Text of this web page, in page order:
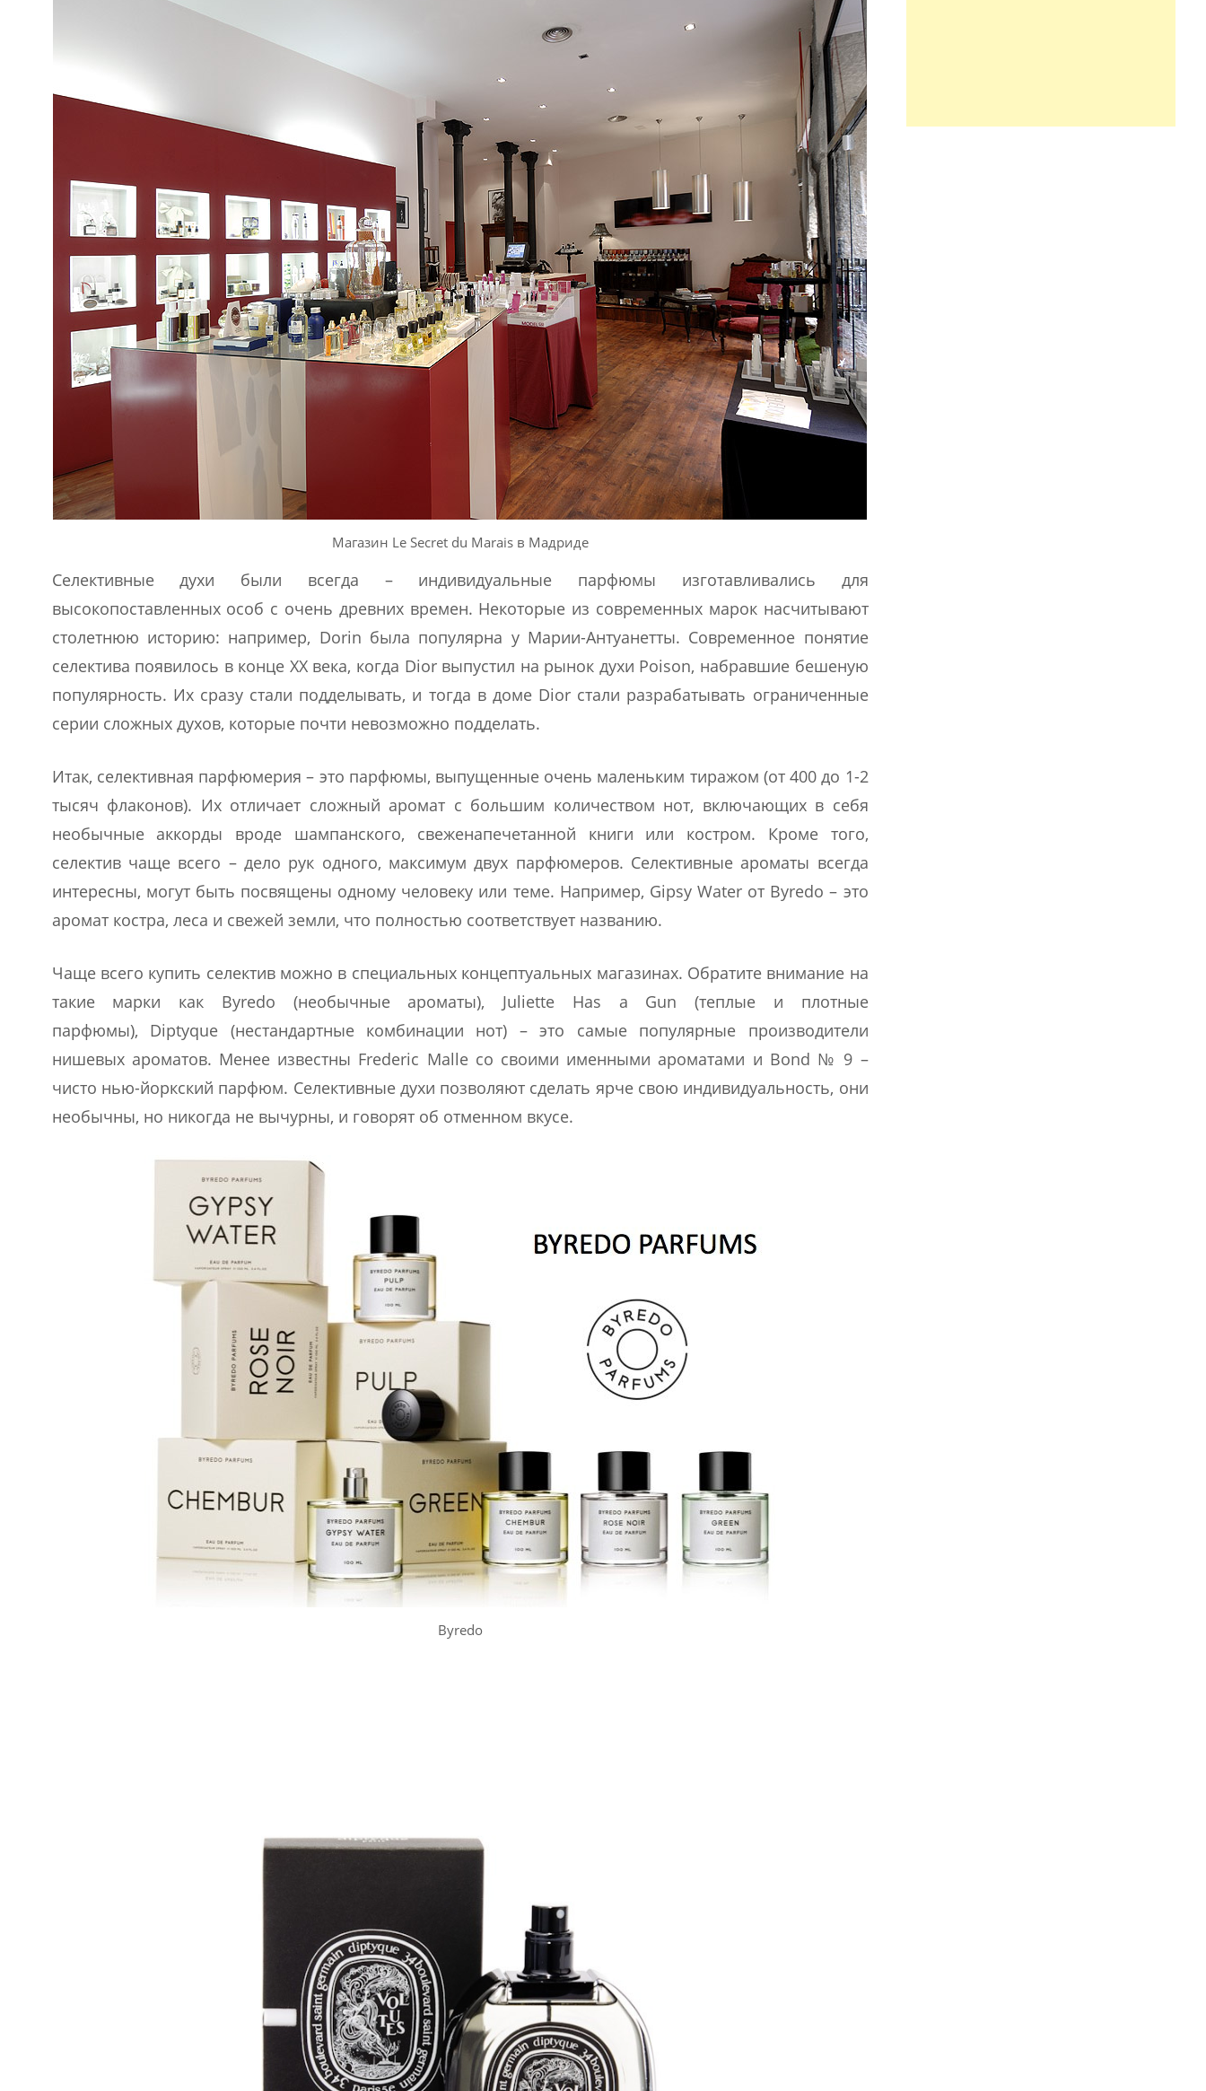
Магазин Le Secret du Marais в Мадриде
Селективные духи были всегда – индивидуальные парфюмы изготавливались для
высокопоставленных особ с очень древних времен. Некоторые из современных марок насчитывают
столетнюю историю: например, Dorin была популярна у Марии-Антуанетты. Современное понятие
селектива появилось в конце ХХ века, когда Dior выпустил на рынок духи Poison, набравшие бешеную
популярность. Их сразу стали подделывать, и тогда в доме Dior стали разрабатывать ограниченные
серии сложных духов, которые почти невозможно подделать.
Итак, селективная парфюмерия – это парфюмы, выпущенные очень маленьким тиражом (от 400 до 1-2
тысяч флаконов). Их отличает сложный аромат с большим количеством нот, включающих в себя
необычные аккорды вроде шампанского, свеженапечетанной книги или костром. Кроме того,
селектив чаще всего – дело рук одного, максимум двух парфюмеров. Селективные ароматы всегда
интересны, могут быть посвящены одному человеку или теме. Например, Gipsy Water от Byredo – это
аромат костра, леса и свежей земли, что полностью соответствует названию.
Чаще всего купить селектив можно в специальных концептуальных магазинах. Обратите внимание на
такие марки как Byredo (необычные ароматы), Juliette Has a Gun (теплые и плотные
парфюмы), Diptyque (нестандартные комбинации нот) – это самые популярные производители
нишевых ароматов. Менее известны Frederic Malle со своими именными ароматами и Bond № 9 –
чисто нью-йоркский парфюм. Селективные духи позволяют сделать ярче свою индивидуальность, они
необычны, но никогда не вычурны, и говорят об отменном вкусе.
Byredo